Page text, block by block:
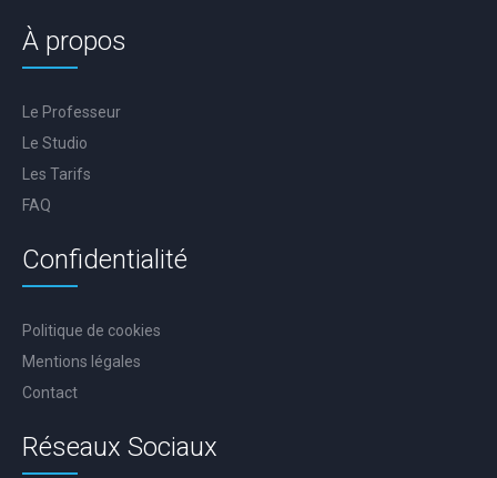
À propos
Le Professeur
Le Studio
Les Tarifs
FAQ
Confidentialité
Politique de cookies
Mentions légales
Contact
Réseaux Sociaux